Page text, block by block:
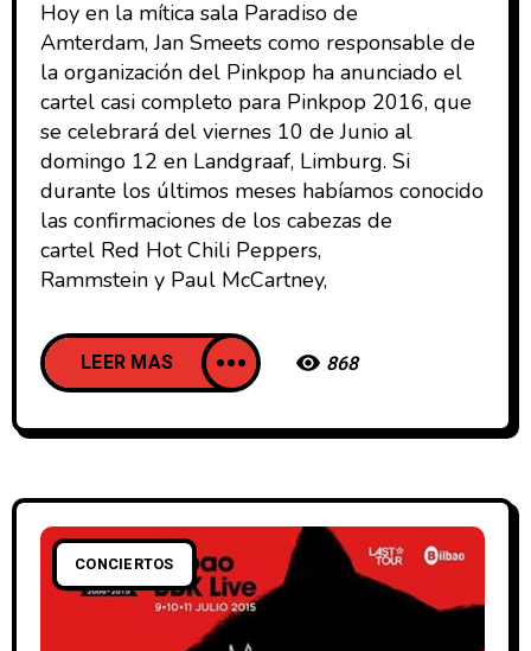
Hoy en la mítica sala Paradiso de
Amterdam, Jan Smeets como responsable de
la organización del Pinkpop ha anunciado el
cartel casi completo para Pinkpop 2016, que
se celebrará del viernes 10 de Junio al
domingo 12 en Landgraaf, Limburg. Si
durante los últimos meses habíamos conocido
las confirmaciones de los cabezas de
cartel Red Hot Chili Peppers,
Rammstein y Paul McCartney,
LEER MAS 868
CONCIERTOS